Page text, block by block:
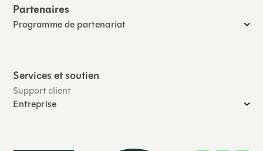
Partenaires
Programme de partenariat
Services et soutien
Support client
Entreprise